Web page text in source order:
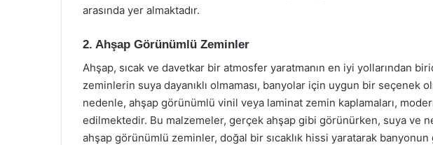
arasında yer almaktadır.
2. Ahşap Görünümlü Zeminler
Ahşap, sıcak ve davetkar bir atmosfer yaratmanın en iyi yollarından
zeminlerin suya dayanıklı olmaması, banyolar için uygun bir seçenek
nedenle, ahşap görünümlü vinil veya laminat zemin kaplamaları,
edilmektedir. Bu malzemeler, gerçek ahşap gibi görünürken, suya ve
ahşap görünümlü zeminler, doğal bir sıcaklık hissi yaratarak banyonun